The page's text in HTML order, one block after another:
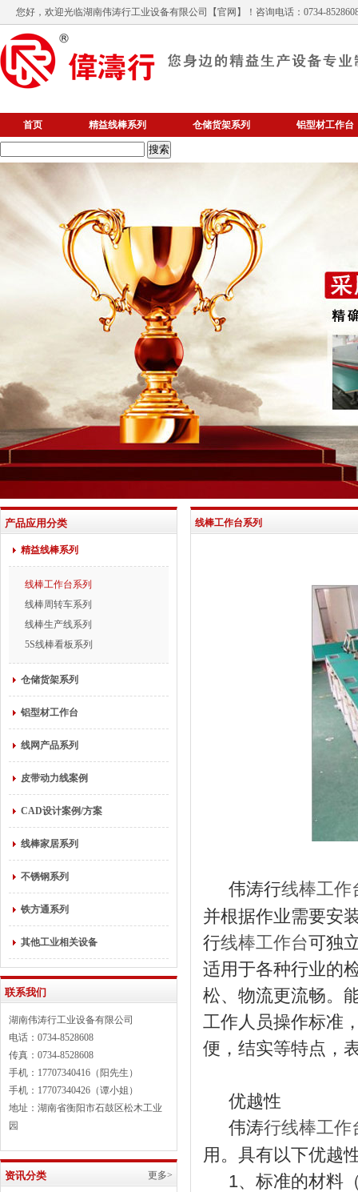
您好，欢迎光临湖南伟涛行工业设备有限公司 【官网】！咨询电话：0734-
首页 精益线棒系列 仓储货架系列 铝型材工作台
产品应用分类
精益线棒系列
线棒工作台系列
线棒周转车系列
线棒生产线系列
5S线棒看板系列
仓储货架系列
铝型材工作台
线网产品系列
皮带动力线案例
CAD设计案例/方案
线棒家居系列
不锈钢系列
铁方通系列
其他工业相关设备
联系我们
湖南伟涛行工业设备有限公司
电话：0734-8528608
传真：0734-8528608
手机：17707340416（阳先生）
手机：17707340426（谭小姐）
地址：湖南省衡阳市石鼓区松木工业
园
资讯分类 更多>
线棒工作台系列
伟涛行线棒工作
并根据作业需要安
行线棒工作台可独
适用于各种行业的
松、物流更流畅。
工作人员操作标准
便，结实等特点，
优越性
伟涛行线棒工作
用。具有以下优越
1、标准的材料